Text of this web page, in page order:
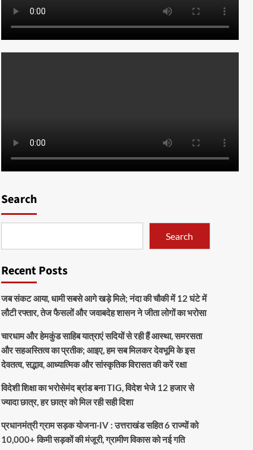
Search
Search
Recent Posts
जब संकट आया, धामी सबसे आगे खड़े मिले; नंदा की चौकी में 12 घंटे में
लौटी रफ्तार, तेज फैसलों और जवाबदेह शासन ने जीता लोगों का भरोसा
चारधाम और हेमकुंड साहिब यात्राएं सदियों से रही हैं आस्था, समरसता
और सहअस्तित्व का प्रतीक; आइए, हम सब मिलकर देवभूमि के इस
देवतत्व, सद्भाव, आध्यात्मिक और सांस्कृतिक विरासत की करें रक्षा
विदेशी शिक्षा का भरोसेमंद ब्रांड बना TIG, विदेश भेजे 12 हजार से
ज्यादा छात्र, हर छात्र को मिल रही सही दिशा
प्रधानमंत्री ग्राम सड़क योजना-IV : उत्तराखंड सहित 6 राज्यों को
10,000+ किमी सड़कों की मंजूरी, ग्रामीण विकास को नई गति